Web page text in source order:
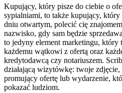
Kupujący, który pisze do ciebie o
sypialniami, to także kupujący,
dniu otwartym, polecić cię
nazwisko, gdy sam będzie
to jedyny element marketingu,
każdemu wątkowi z ofertą oraz
kredytodawcą czy notariuszem.
działającą wizytówkę: twoje
promujący ofertę lub wydarzenie,
pokazać ludziom.